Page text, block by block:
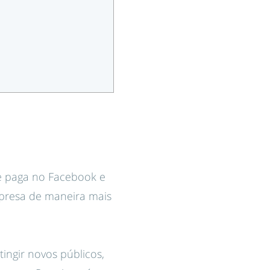
no Facebook e
de maneira mais
novos públicos,